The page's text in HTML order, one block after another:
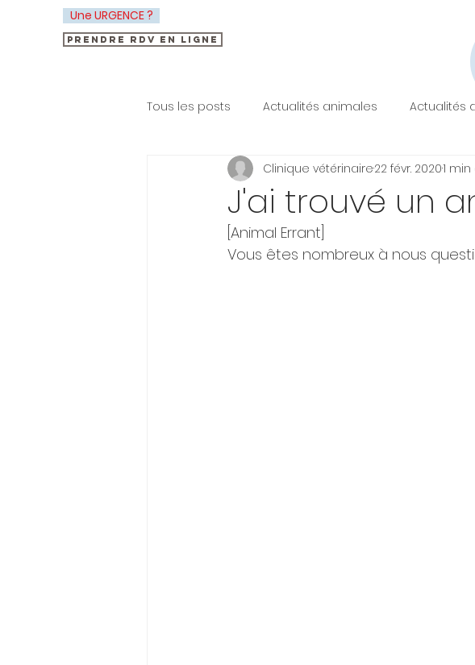
Une URGENCE ?
Prendre RDV en ligne
Tous les posts Actualités animales Actualités
Santé animale
J'ai trouvé un
Clinique vétérinaire22 févr. 20201
[Animal Errant]
Vous êtes nombreux à nous